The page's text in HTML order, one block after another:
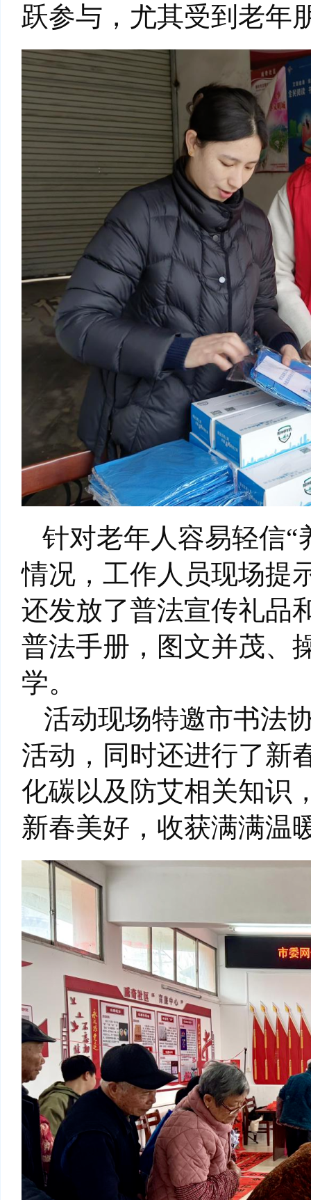
跃参与，尤其受到老年
针对老年人容易轻信“
情况，工作人员现场提
还发放了普法宣传礼品
普法手册，图文并茂、
学。
活动现场特邀市书法
活动，同时还进行了新
化碳以及防艾相关知识
新春美好，收获满满温